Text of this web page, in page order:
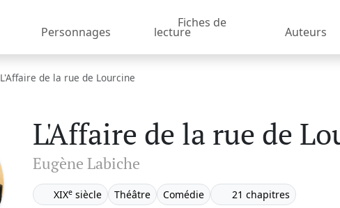
Personnages
Fiches de
lecture Auteurs
L'Affaire de la rue de Lourcine
L'Affaire de la rue de
Eugène Labiche
XIXe siècle Théâtre Comédie 21 chapitres